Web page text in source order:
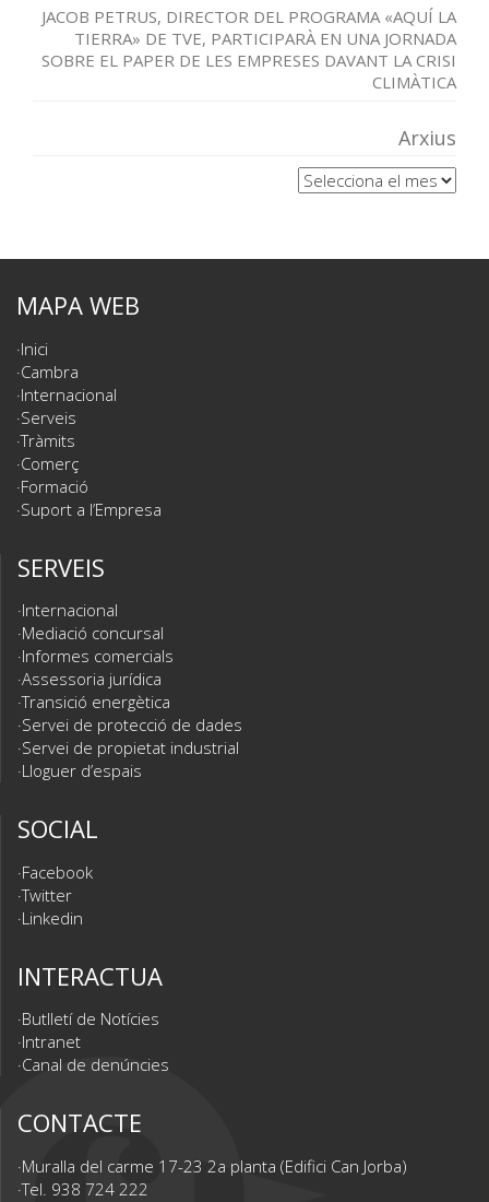
JACOB PETRUS, DIRECTOR DEL PROGRAMA «AQUÍ LA
TIERRA» DE TVE, PARTICIPARÀ EN UNA JORNADA
SOBRE EL PAPER DE LES EMPRESES DAVANT LA CRISI
CLIMÀTICA
Arxius
Arxius
MAPA WEB
Inici
Cambra
Internacional
Serveis
Tràmits
Comerç
Formació
Suport a l’Empresa
SERVEIS
Internacional
Mediació concursal
Informes comercials
Assessoria jurídica
Transició energètica
Servei de protecció de dades
Servei de propietat industrial
Lloguer d’espais
SOCIAL
Facebook
Twitter
Linkedin
INTERACTUA
Butlletí de Notícies
Intranet
Canal de denúncies
CONTACTE
Muralla del carme 17-23 2a planta (Edifici Can Jorba)
Tel. 938 724 222